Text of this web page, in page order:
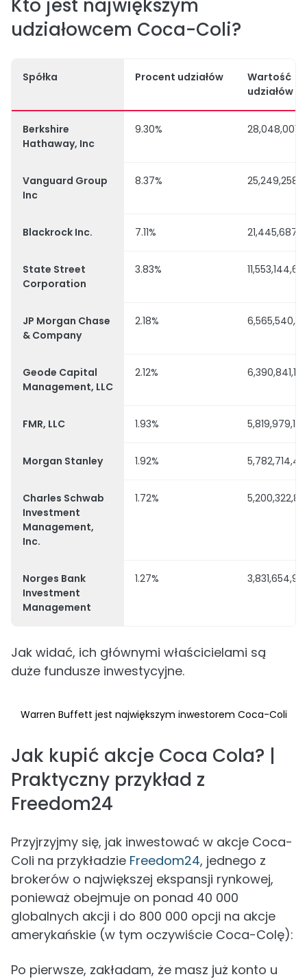
Kto jest największym
udziałowcem Coca-Coli?
Spółka Procent udziałów
Wartość
udziałów
Berkshire
Hathaway, Inc
9.30%
Vanguard Group
Inc
8.37%
Blackrock Inc. 7.11%
State Street
Corporation
3.83%
JP Morgan Chase
& Company
2.18%
Geode Capital
Management, LLC
2.12%
FMR, LLC 1.93% 5,819,979,160
Morgan Stanley 1.92%
Charles Schwab
Investment
Management,
Inc.
1.72%
Norges Bank
Investment
Management
1.27%
Jak widać, ich głównymi właścicielami są
duże fundusze inwestycyjne.
Warren Buffett jest największym inwestorem Coca-Coli
Jak kupić akcje Coca Cola? |
Praktyczny przykład z
Freedom24
Przyjrzyjmy się, jak inwestować w akcje Coca-
Coli na przykładzie Freedom24, jednego z
brokerów o największej ekspansji rynkowej,
ponieważ obejmuje on ponad 40 000
globalnych akcji i do 800 000 opcji na akcje
amerykańskie (w tym oczywiście Coca-Colę):
Po pierwsze, zakładam, że masz już konto u